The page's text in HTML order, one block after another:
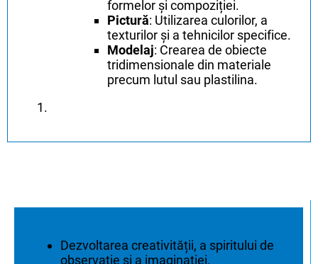
formelor și compoziției.
Pictură: Utilizarea culorilor, a
texturilor și a tehnicilor specifice.
Modelaj: Crearea de obiecte
tridimensionale din materiale
precum lutul sau plastilina.
Dezvoltarea creativității, a spiritului de
observație și a imaginației.